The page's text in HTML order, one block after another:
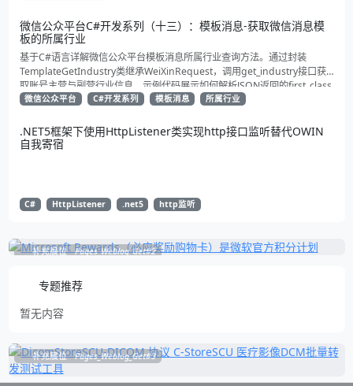
微信公众平台C#开发系列（十三）：模板消息-获取微信消息模
板的所属行业
基于C#语言详解微信公众平台模板消息所属行业查询方法。通过封装
TemplateGetIndustry类继承WeiXinRequest，调用get_industry接口获
取账号主营与副营行业信息。示例代码展示如何解析JSON返回的first_class
与second_class数据，为开发者提供合规通知场景开发支持
微信公众平台 C#开发系列 模板消息 所属行业
.NET5框架下使用HttpListener类实现http接口监听替代OWIN
自我寄宿
C# HttpListener .net5 http监听
补充展位 Pages_Weblog_Get#2
专题推荐
暂无内容
补充展位 Pages_Weblog_Get#3